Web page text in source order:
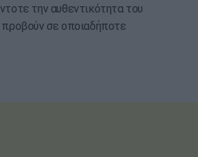
την αυθεντικότητα του
σε οποιαδήποτε